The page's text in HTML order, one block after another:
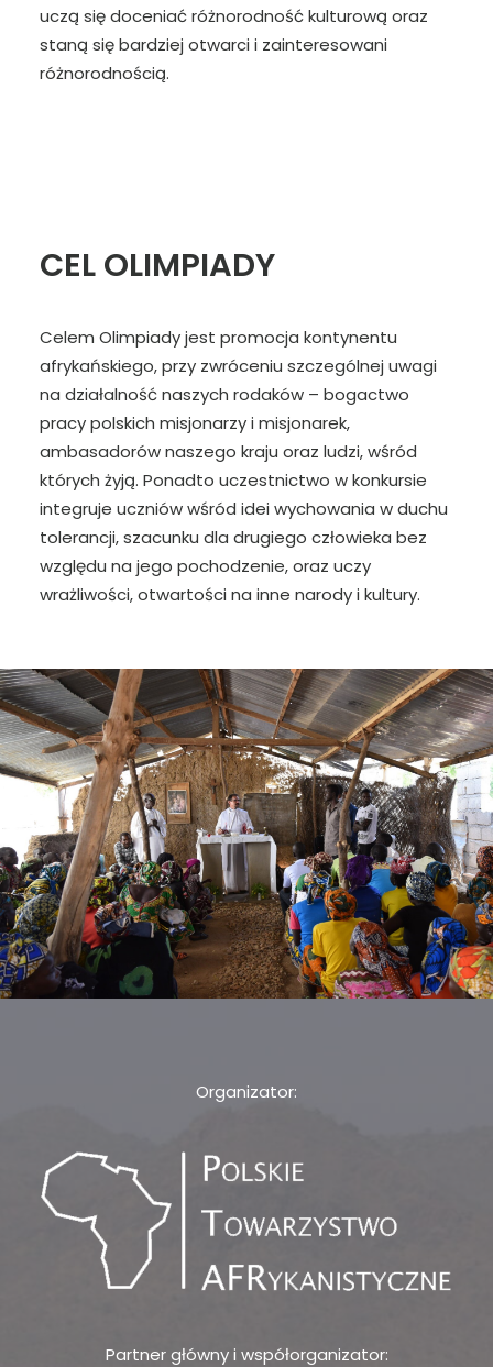
uczą się doceniać różnorodność kulturową oraz
staną się bardziej otwarci i zainteresowani
różnorodnością.
CEL OLIMPIADY
Celem Olimpiady jest promocja kontynentu
afrykańskiego, przy zwróceniu szczególnej uwagi
na działalność naszych rodaków – bogactwo
pracy polskich misjonarzy i misjonarek,
ambasadorów naszego kraju oraz ludzi, wśród
których żyją. Ponadto uczestnictwo w konkursie
integruje uczniów wśród idei wychowania w duchu
tolerancji, szacunku dla drugiego człowieka bez
względu na jego pochodzenie, oraz uczy
wrażliwości, otwartości na inne narody i kultury.
Organizator:
Partner główny i współorganizator: